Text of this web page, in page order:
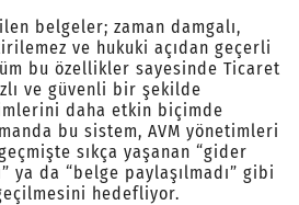
belgeler; zaman damgalı,
ve hukuki açıdan geçerli
bu özellikler sayesinde Ticaret
ve güvenli bir şekilde
daha etkin biçimde
bu sistem, AVM yönetimleri
sıkça yaşanan “gider
ya da “belge paylaşılmadı” gibi
hedefliyor.